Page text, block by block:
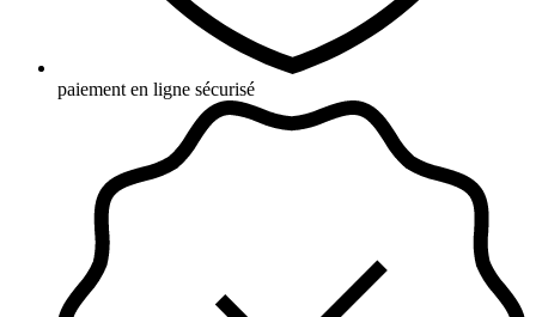
paiement en ligne sécurisé